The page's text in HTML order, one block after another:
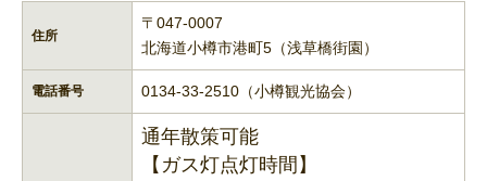
住所
〒047-0007
北海道小樽市港町5（浅草橋街園）
電話番号 0134-33-2510（小樽観光協会）
通年散策可能
【ガス灯点灯時間】